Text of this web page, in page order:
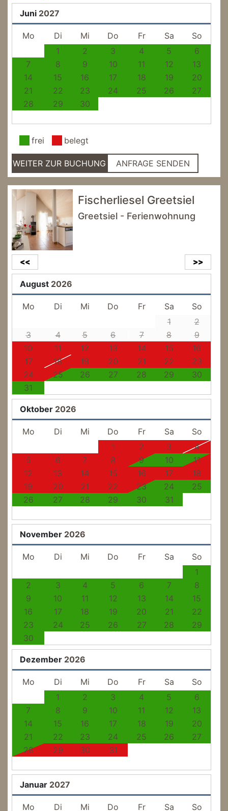
Juni 2027
Mo Di Mi Do Fr Sa
So
1
2 3 4 5
6
7
8 9 10 11 12
13
14
15 16 17 18 19
20
21
22 23 24 25 26
27
28
29 30
frei belegt
WEITER ZUR BUCHUNG ANFRAGE SENDEN
Fischerliesel Greetsiel
Greetsiel - Ferienwohnung
>>
<<
August 2026
Mo Di Mi Do Fr Sa
So
1
2
3
4 5 6 7 8
9
10
11 12 13 14 15
16
17
18 19 20 21 22
23
24
25 26 27 28 29
30
31
Oktober 2026
Mo Di Mi Do Fr Sa
So
1
2 3
4
5
6 7 8 9 10
11
12
13 14 15 16 17
18
19
20 21 22 23 24
25
26
27 28 29 30 31
November 2026
Mo Di Mi Do Fr Sa
So
1
2
3 4 5 6 7
8
9
10 11 12 13 14
15
16
17 18 19 20 21
22
23
24 25 26 27 28
29
30
Dezember 2026
Mo Di Mi Do Fr Sa
So
1
2 3 4 5
6
7
8 9 10 11 12
13
14
15 16 17 18 19
20
21
22 23 24 25 26
27
28
29 30 31
Januar 2027
Mo Di Mi Do Fr Sa So